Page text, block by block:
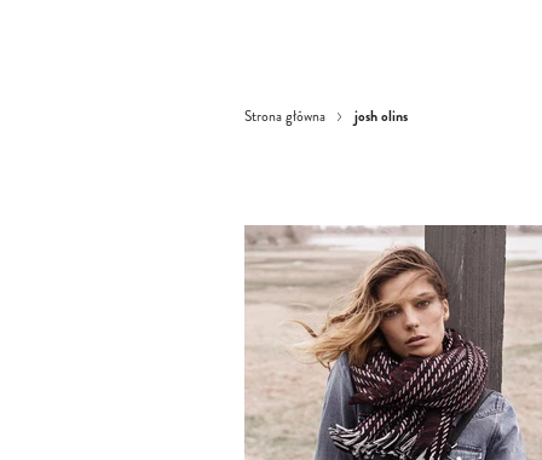
Strona główna josh olins